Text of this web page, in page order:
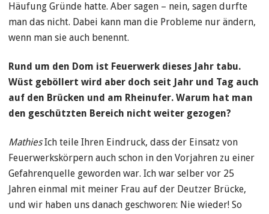
Häufung Gründe hatte. Aber sagen – nein, sagen durfte
man das nicht. Dabei kann man die Probleme nur ändern,
wenn man sie auch benennt.
Rund um den Dom ist Feuerwerk dieses Jahr tabu.
Wüst geböllert wird aber doch seit Jahr und Tag auch
auf den Brücken und am Rheinufer. Warum hat man
den geschützten Bereich nicht weiter gezogen?
MathiesIch teile Ihren Eindruck, dass der Einsatz von
Feuerwerkskörpern auch schon in den Vorjahren zu einer
Gefahrenquelle geworden war. Ich war selber vor 25
Jahren einmal mit meiner Frau auf der Deutzer Brücke,
und wir haben uns danach geschworen: Nie wieder! So